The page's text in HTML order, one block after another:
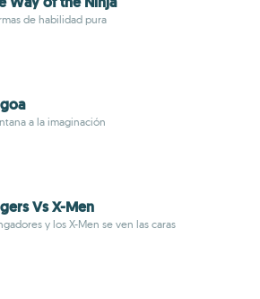
de habilidad pura
a la imaginación
Vs X-Men
y los X-Men se ven las caras